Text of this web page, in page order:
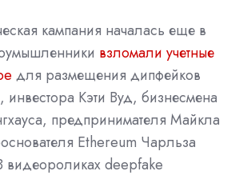
кампания началась еще в
взломали учетные
для размещения дипфейков
Кэти Вуд, бизнесмена
предпринимателя Майкла
Ethereum Чарльза
видеороликах deepfake